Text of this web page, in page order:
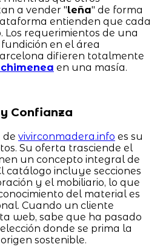
a vender "leña" de forma
entienden que cada
Los requerimientos de una
en el área
difieren totalmente
en una masía.
Confianza
de vivirconmadera.info es su
Su oferta trasciende el
un concepto integral de
catálogo incluye secciones
y el mobiliario, lo que
del material es
Cuando un cliente
web, sabe que ha pasado
donde se prima la
sostenible.